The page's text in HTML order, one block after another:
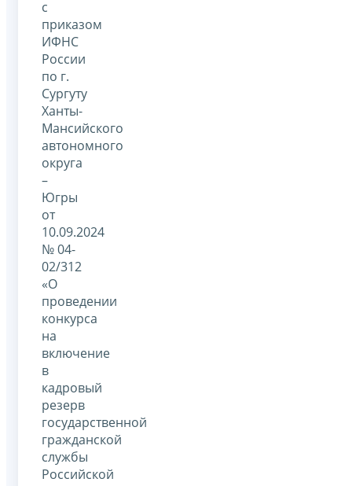
с
приказом
ИФНС
России
по г.
Сургуту
Ханты-
Мансийского
автономного
округа
–
Югры
от
10.09.2024
№ 04-
02/312
«О
проведении
конкурса
на
включение
в
кадровый
резерв
государственной
гражданской
службы
Российской